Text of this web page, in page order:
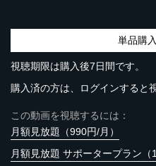
単品購
視聴期限は購入後7日間です。
購入済の方は、ログインすると
この動画を視聴するには：
月額見放題（990円/月）
月額見放題 サポータープラン（